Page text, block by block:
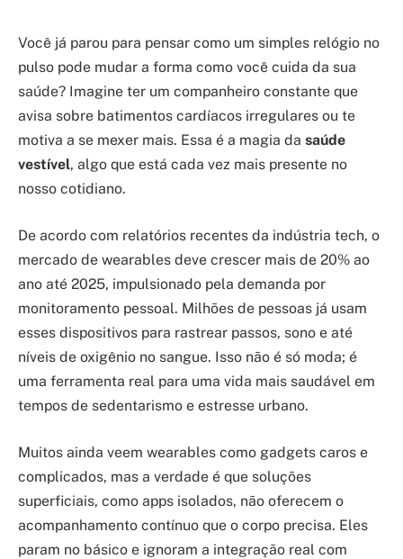
Você já parou para pensar como um simples relógio no
pulso pode mudar a forma como você cuida da sua
saúde? Imagine ter um companheiro constante que
avisa sobre batimentos cardíacos irregulares ou te
motiva a se mexer mais. Essa é a magia da saúde
vestível, algo que está cada vez mais presente no
nosso cotidiano.
De acordo com relatórios recentes da indústria tech, o
mercado de wearables deve crescer mais de 20% ao
ano até 2025, impulsionado pela demanda por
monitoramento pessoal. Milhões de pessoas já usam
esses dispositivos para rastrear passos, sono e até
níveis de oxigênio no sangue. Isso não é só moda; é
uma ferramenta real para uma vida mais saudável em
tempos de sedentarismo e estresse urbano.
Muitos ainda veem wearables como gadgets caros e
complicados, mas a verdade é que soluções
superficiais, como apps isolados, não oferecem o
acompanhamento contínuo que o corpo precisa. Eles
param no básico e ignoram a integração real com